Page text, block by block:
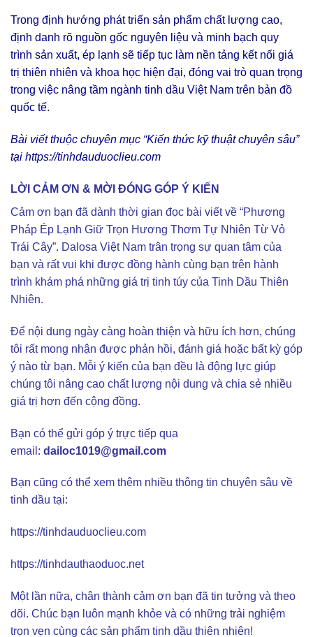
Trong định hướng phát triển sản phẩm chất lượng cao,
định danh rõ nguồn gốc nguyên liệu và minh bạch quy
trình sản xuất, ép lạnh sẽ tiếp tục làm nền tảng kết nối giá
trị thiên nhiên và khoa học hiện đại, đóng vai trò quan trọng
trong việc nâng tầm ngành tinh dầu Việt Nam trên bản đồ
quốc tế.
Bài viết thuộc chuyên mục “Kiến thức kỹ thuật chuyên sâu”
tại https://tinhdauduoclieu.com
LỜI CẢM ƠN & MỜI ĐÓNG GÓP Ý KIẾN
Cảm ơn bạn đã dành thời gian đọc bài viết về “Phương
Pháp Ép Lạnh Giữ Trọn Hương Thơm Tự Nhiên Từ Vỏ
Trái Cây”. Dalosa Việt Nam trân trọng sự quan tâm của
bạn và rất vui khi được đồng hành cùng bạn trên hành
trình khám phá những giá trị tinh túy của Tinh Dầu Thiên
Nhiên.
Để nội dung ngày càng hoàn thiện và hữu ích hơn, chúng
tôi rất mong nhận được phản hồi, đánh giá hoặc bất kỳ góp
ý nào từ bạn. Mỗi ý kiến của bạn đều là động lực giúp
chúng tôi nâng cao chất lượng nội dung và chia sẻ nhiều
giá trị hơn đến cộng đồng.
Bạn có thể gửi góp ý trực tiếp qua
email: dailoc1019@gmail.com
Bạn cũng có thể xem thêm nhiều thông tin chuyên sâu về
tinh dầu tại:
https://tinhdauduoclieu.com
https://tinhdauthaoduoc.net
Một lần nữa, chân thành cảm ơn bạn đã tin tưởng và theo
dõi. Chúc bạn luôn mạnh khỏe và có những trải nghiệm
trọn vẹn cùng các sản phẩm tinh dầu thiên nhiên!